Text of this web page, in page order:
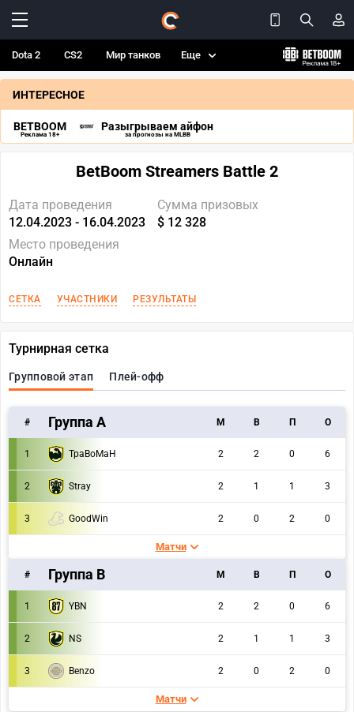
Dota 2 CS2 Мир танков Еще
ИНТЕРЕСНОЕ
BETBOOM
Реклама 18+
Разыгрываем айфон
за прогнозы на MLBB
BetBoom Streamers Battle 2
Дата проведения
12.04.2023 - 16.04.2023
Сумма призовых
$ 12 328
Место проведения
Онлайн
СЕТКА УЧАСТНИКИ РЕЗУЛЬТАТЫ
Турнирная сетка
Групповой этап Плей-офф
# Группа A M В П О
1 TpaBoMaH 2 2 0 6
2 Stray 2 1 1 3
3 GoodWin 2 0 2 0
Матчи
# Группа B M В П О
1 YBN 2 2 0 6
2 NS 2 1 1 3
3 Benzo 2 0 2 0
Матчи